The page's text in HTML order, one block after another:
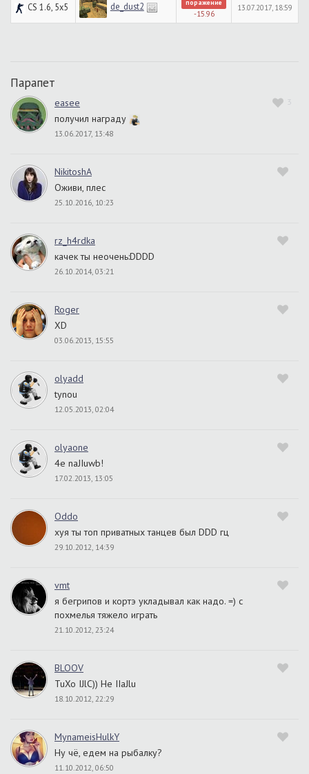
CS 1.6, 5x5 de_dust2 поражение
-15.96
13.07.2017, 18:59
Парапет
3
easee
получил награду
13.06.2017, 13:48
NikitoshA
Оживи, плес
25.10.2016, 10:23
rz_h4rdka
качек ты неочень:DDDD
26.10.2014, 03:21
Roger
XD
03.06.2013, 15:55
olyadd
tynou
12.05.2013, 02:04
olyaone
4e naJIuwb!
17.02.2013, 13:05
Oddo
хуя ты топ приватных танцев был DDD гц
29.10.2012, 14:39
vmt
я бегрипов и кортэ укладывал как надо. =) с
похмелья тяжело играть
21.10.2012, 23:24
BLOOV
TuXo IJlC)) He IIaJlu
18.10.2012, 22:29
MynameisHulkY
Ну чё, едем на рыбалку?
11.10.2012, 06:50